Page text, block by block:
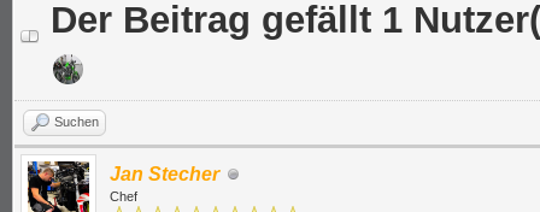
Der Beitrag gefällt 1
Suchen
Jan Stecher
Chef